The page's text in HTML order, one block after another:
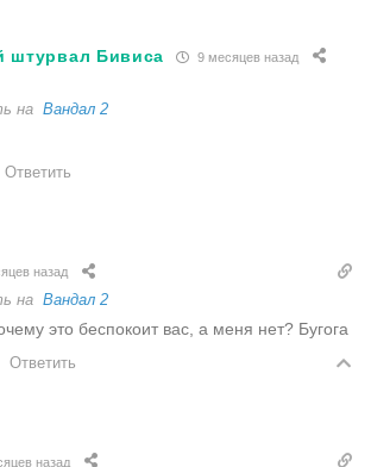
штурвал Бивиса 9 месяцев назад
на Вандал 2
Ответить
назад
на Вандал 2
это беспокоит вас, а меня нет? Бугога
Ответить
назад